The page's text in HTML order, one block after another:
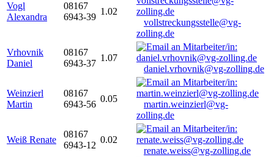
Vogl
Alexandra
08167
6943-39
1.02
vollstreckungsstelle@vg-
zolling.de
Vrhovnik
Daniel
08167
6943-37
1.07
daniel.vrhovnik@vg-zolling.de
Weinzierl
Martin
08167
6943-56
0.05
martin.weinzierl@vg-
zolling.de
Weiß Renate
08167
6943-12
0.02
renate.weiss@vg-zolling.de